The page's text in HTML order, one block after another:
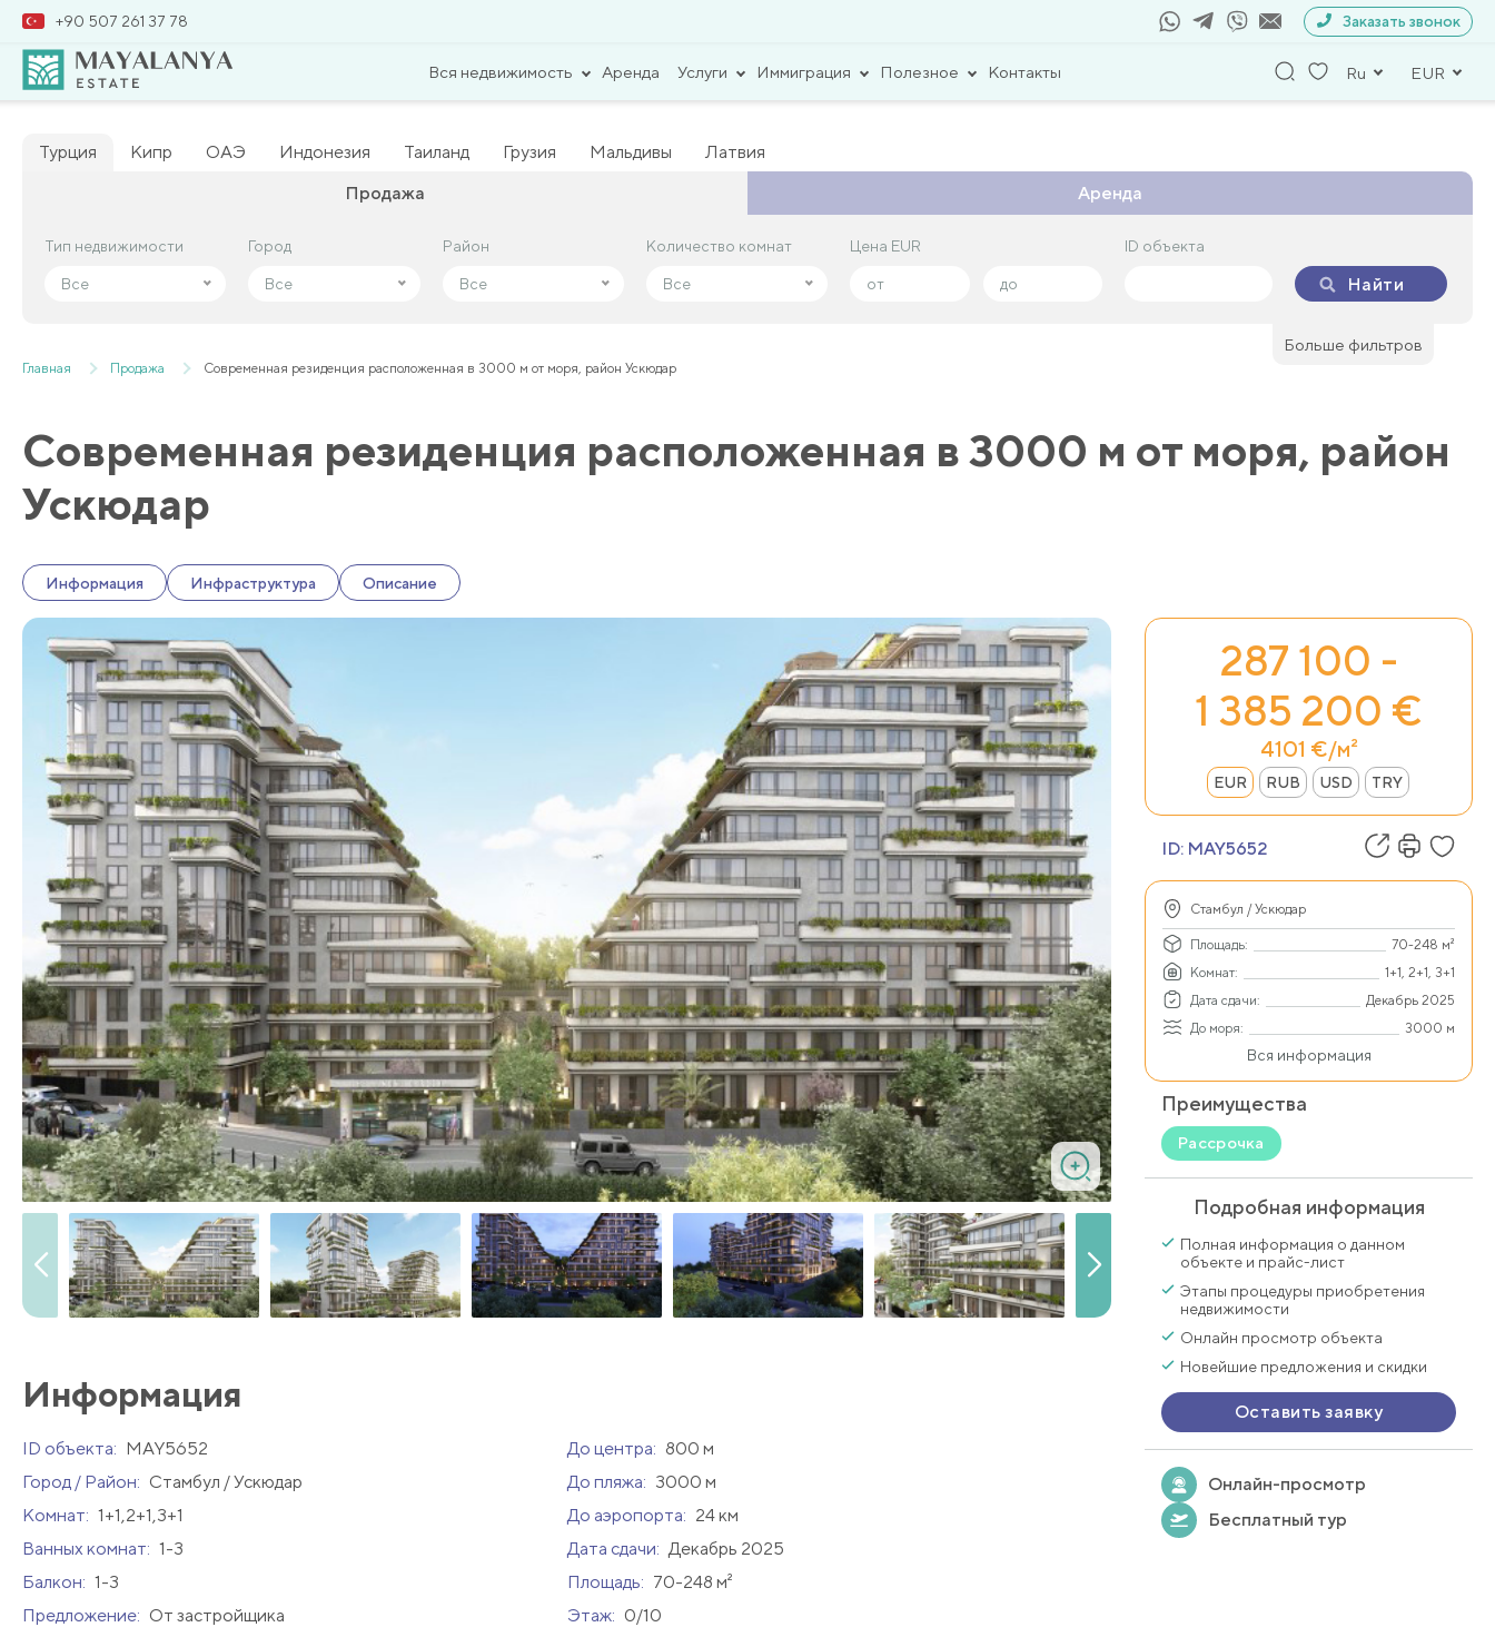
+90 507 261 37 78 Заказать звонок
Вся недвижимость Аренда Услуги Иммиграция Полезное Контакты Ru EUR
Турция Кипр ОАЭ Индонезия Таиланд Грузия Мальдивы
Латвия
Продажа
Аренда
Тип недвижимости
Все
Город
Все
Район
Все
Количество комнат
Все
Цена EUR ID объекта
Найти
Больше фильтров
Тип недвижимости
Все
Город
Все
Район
Все
Количество комнат
Все
Цена EUR ID объекта
Найти
Главная Продажа Современная резиденция расположенная в 3000 м от моря, район Ускюдар
Современная резиденция расположенная в 3000 м от моря, район
Ускюдар
Информация Инфраструктура Описание
Информация
ID объекта: MAY5652 До центра: 800 м
Город / Район: Стамбул / Ускюдар До пляжа: 3000 м
Комнат: 1+1,2+1,3+1 До аэропорта: 24 км
Ванных комнат: 1-3 Дата сдачи: Декабрь 2025
Балкон: 1-3 Площадь: 70-248 м²
Предложение: От застройщика Этаж: 0/10
287 100 -
1 385 200 €
4101 €/м²
EUR RUB USD TRY
ID: MAY5652
Стамбул / Ускюдар
Площадь:
70-248 м²
Комнат:
1+1, 2+1, 3+1
Дата сдачи:
Декабрь 2025
До моря:
3000 м
Вся информация
Преимущества
Рассрочка
Подробная информация
Полная информация о данном
объекте и прайс-лист
Этапы процедуры приобретения
недвижимости
Онлайн просмотр объекта
Новейшие предложения и скидки
Оставить заявку
Онлайн-просмотр
Бесплатный тур